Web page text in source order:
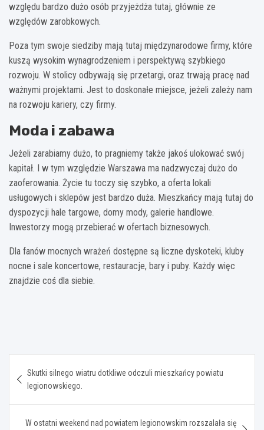
względu bardzo dużo osób przyjeżdża tutaj, głównie ze
względów zarobkowych.
Poza tym swoje siedziby mają tutaj międzynarodowe firmy, które
kuszą wysokim wynagrodzeniem i perspektywą szybkiego
rozwoju. W stolicy odbywają się przetargi, oraz trwają pracę nad
ważnymi projektami. Jest to doskonałe miejsce, jeżeli zależy nam
na rozwoju kariery, czy firmy.
Moda i zabawa
Jeżeli zarabiamy dużo, to pragniemy także jakoś ulokować swój
kapitał. I w tym względzie Warszawa ma nadzwyczaj dużo do
zaoferowania. Życie tu toczy się szybko, a oferta lokali
usługowych i sklepów jest bardzo duża. Mieszkańcy mają tutaj do
dyspozycji hale targowe, domy mody, galerie handlowe.
Inwestorzy mogą przebierać w ofertach biznesowych.
Dla fanów mocnych wrażeń dostępne są liczne dyskoteki, kluby
nocne i sale koncertowe, restauracje, bary i puby. Każdy więc
znajdzie coś dla siebie.
wpisu
Skutki silnego wiatru dotkliwe odczuli mieszkańcy powiatu
legionowskiego.
W ostatni weekend nad powiatem legionowskim rozszalała się